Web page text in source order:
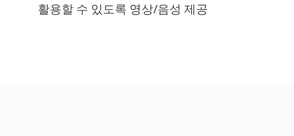
활용할 수 있도록 영상/음성 제공